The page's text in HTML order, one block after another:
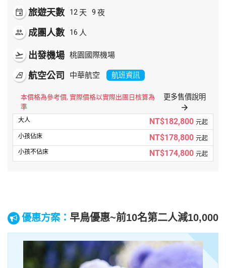
event 旅遊天數 12 天 9 夜
people 成團人數 16 人
flight_takeoff 出發機場 桃園國際機場
airlines 航空公司 中華航空 航班資訊
本價格為參考價, 實際價格以實際出團日核算為
準
更多售價說明
arrow_forward
NT$182,800 元起
NT$178,800 元起
NT$174,800 元起
優惠方案： 早鳥優惠~前10名第二人減10,000